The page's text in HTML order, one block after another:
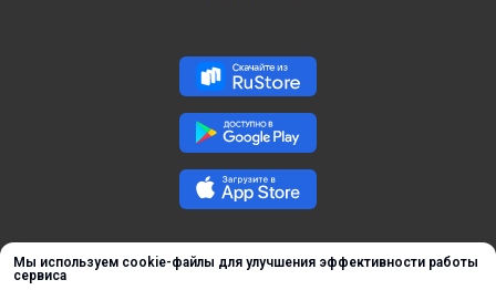
Мы используем cookie-файлы для улучшения эффективности работы
сервиса